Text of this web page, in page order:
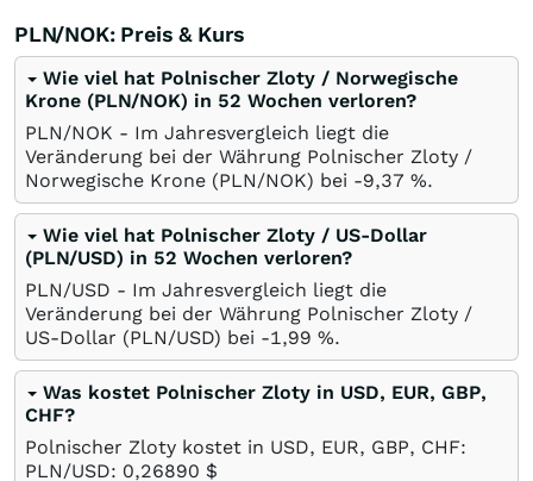
PLN/NOK: Preis & Kurs
Wie viel hat Polnischer Zloty / Norwegische
Krone (PLN/NOK) in 52 Wochen verloren?
PLN/NOK - Im Jahresvergleich liegt die
Veränderung bei der Währung Polnischer Zloty /
Norwegische Krone (PLN/NOK) bei -9,37 %.
Wie viel hat Polnischer Zloty / US-Dollar
(PLN/USD) in 52 Wochen verloren?
PLN/USD - Im Jahresvergleich liegt die
Veränderung bei der Währung Polnischer Zloty /
US-Dollar (PLN/USD) bei -1,99 %.
Was kostet Polnischer Zloty in USD, EUR, GBP,
CHF?
Polnischer Zloty kostet in USD, EUR, GBP, CHF:
PLN/USD: 0,26890 $